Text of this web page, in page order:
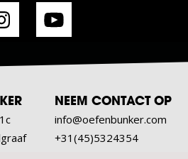
NEEM CONTACT OP
info@oefenbunker.com
+31(45)5324354